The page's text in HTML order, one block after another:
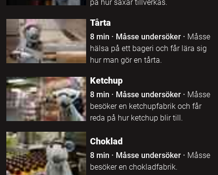
på hur saxar tillverkas.
Tårta
8 min · Måsse undersöker· Måsse
hälsa på ett bageri och får lära sig
hur man gör en tårta.
Ketchup
8 min · Måsse undersöker· Måsse
besöker en ketchupfabrik och får
reda på hur ketchup blir till.
Choklad
8 min · Måsse undersöker· Måsse
besöker en chokladfabrik.